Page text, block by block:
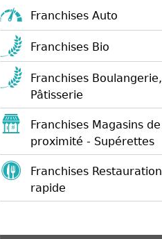
Franchises Auto
Franchises Bio
Franchises Boulangerie,
Pâtisserie
Franchises Magasins de
proximité - Supérettes
Franchises Restauration
rapide